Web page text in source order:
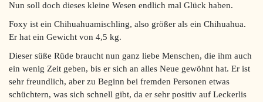
Nun soll doch dieses kleine Wesen endlich mal Glück haben.
Foxy ist ein Chihuahuamischling, also größer als ein Chihuahua.
Er hat ein Gewicht von 4,5 kg.
Dieser süße Rüde braucht nun ganz liebe Menschen, die ihm auch
ein wenig Zeit geben, bis er sich an alles Neue gewöhnt hat. Er ist
sehr freundlich, aber zu Beginn bei fremden Personen etwas
schüchtern, was sich schnell gibt, da er sehr positiv auf Leckerlis